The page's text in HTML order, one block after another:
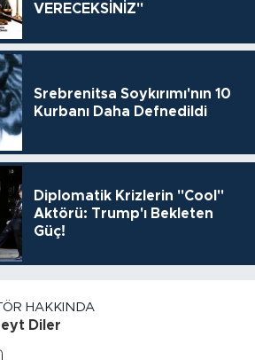
VERECEKSİNİZ"
Srebrenitsa Soykırımı'nın 10
Kurbanı Daha Defnedildi
Diplomatik Krizlerin "Cool"
Aktörü: Trump'ı Bekleten
Güç!
HAKKINDA
Diler